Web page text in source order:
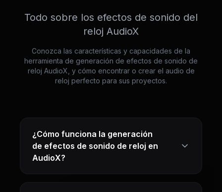
Todo sobre los efectos de sonido del
reloj AudioX
Conozca las características y capacidades de la
herramienta de generación de efectos de sonido de
reloj AudioX, y cómo encontrar o crear el audio de
reloj perfecto para sus proyectos.
¿Cómo funciona la generación
de efectos de sonido de reloj en
AudioX?